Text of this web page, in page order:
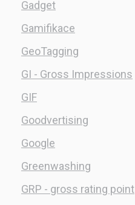
Gadget
Gamifikace
GeoTagging
GI - Gross Impressions
GIF
Goodvertising
Google
Greenwashing
GRP - gross rating point